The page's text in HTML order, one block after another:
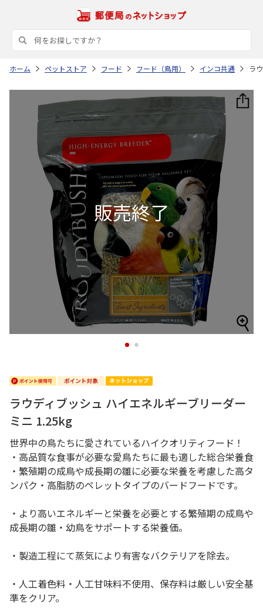
ホーム ペットストア フード フード（鳥用） インコ共通 ラ
1 2
ラウディブッシュ ハイエネルギーブリーダー
ミニ 1.25kg
世界中の鳥たちに愛されているハイクオリティフード！
・高品質な食事が必要な愛鳥たちに最も適した総合栄養食
・繁殖期の成鳥や成長期の雛に必要な栄養を考慮した高タ
ンパク・高脂肪のペレットタイプのバードフードです。
・より高いエネルギーと栄養を必要とする繁殖期の成鳥や
成長期の雛・幼鳥をサポートする栄養価。
・製造工程にて蒸気により有害なバクテリアを除去。
・人工着色料・人工甘味料不使用、保存料は厳しい安全基
準をクリア。